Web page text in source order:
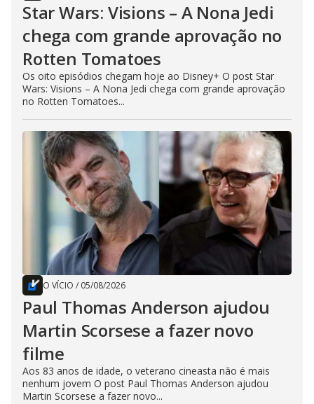
Star Wars: Visions – A Nona Jedi
chega com grande aprovação no
Rotten Tomatoes
Os oito episódios chegam hoje ao Disney+ O post Star
Wars: Visions – A Nona Jedi chega com grande aprovação
no Rotten Tomatoes...
O VÍCIO / 05/08/2026
Paul Thomas Anderson ajudou
Martin Scorsese a fazer novo
filme
Aos 83 anos de idade, o veterano cineasta não é mais
nenhum jovem O post Paul Thomas Anderson ajudou
Martin Scorsese a fazer novo...